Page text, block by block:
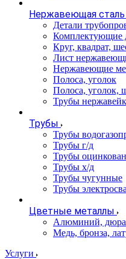
Нержавеющая сталь
Детали
Комплектующие
Круг, квадрат,
Лист
Нержавеющие
Полоса, уголок
Полоса, уголок,
Трубы
Трубы
Трубы
Трубы г/д
Трубы
Трубы х/д
Трубы чугунные
Трубы
Цветные металлы
Алюминий,
Медь, бронза,
Услуги